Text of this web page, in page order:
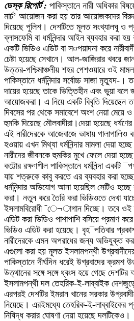
ডেস্ক রিপোর্ট : পাকিস্তানে নারী অধিকার
মার্চ’ আয়োজন করা হয় তার আয়োজকদের
দিয়েছে পুলিশ। দেশটিতে মূলত সংখ্যালঘু ও
ব্লাসফেমি বা ধর্মনিন্দার আইন ব্যবহার করা
একটি ভিডিও এডিট বা স¤পয়াদনা করে
চেষ্টা হয়েছে সেখানে। আল-জাজিরার খবরে
উত্তর-পশ্চিমাঞ্চলীয় শহর পেশওয়ারে ওই
পাকিস্তানে ধর্মনিন্দার সর্বোচ্চ সাজা মৃত্যুদ-
দায়ের হয়েছে তাকে ভিত্তিহীন এবং ভুয়া বলে
আয়োজকরা। এ নিয়ে একটি বিবৃতি দিয়েছেন
দিবসের পর থেকে সমাবেশে অংশ নেয়া মেয়ে ও
হুমকি দিয়েছে মৌলবাদীরা।দেয়া হয়েছে
এই নারীদেরকে আজেবাজে ভাষায়
হওয়ায় এখন মিথ্যা ধর্মনিন্দার মামলা দেয়া
নারীদের জীবনকে হুমকির মুখে ফেলে দেয়া
কট্টোর রক্ষণশীল পাকিস্তানে ধর্মনিন্দা একটি
যায় শত্রুকে কাবু করতে এর ব্যবহার করা
ধর্মনিন্দার অভিযোগ আনা হয়েছিল সেটিও
করা। নতুন করে তৈরি করা ভিডিওতে দেখা যাচ্ছে
ইসলামবিরোধী ¯ে¬াগান দিচ্ছে। তবে
এডিট করা ভিডিও পাশাপাশি বসিয়ে প্রমাণ
ভিডিও এডিট করা হয়েছে। বৃহ¯পতিবার
নারীদেরকে এমন অপরাধের জন্য অভিযুক্ত
এগুলো করা হয় মূলত ইসলামপন্থী
পাকিস্তানে দীর্ঘদিন ধরেই উগ্রবাদের ক্রমশ
উত্থানের সঙ্গে সঙ্গে ধ্বংস হয়ে গেছে দেশটির
ইসলামপন্থী দল তেহরিক-ই-লাব্বাইক
এরপরই দেশটির ইমরান খানের সরকার
নিয়েছে। এরইমধ্যে তেহরিক-ই-লাব্বাইকের
নিষিদ্ধ করার ঘোষণা দেয়া হয়েছে দলটিকেও।